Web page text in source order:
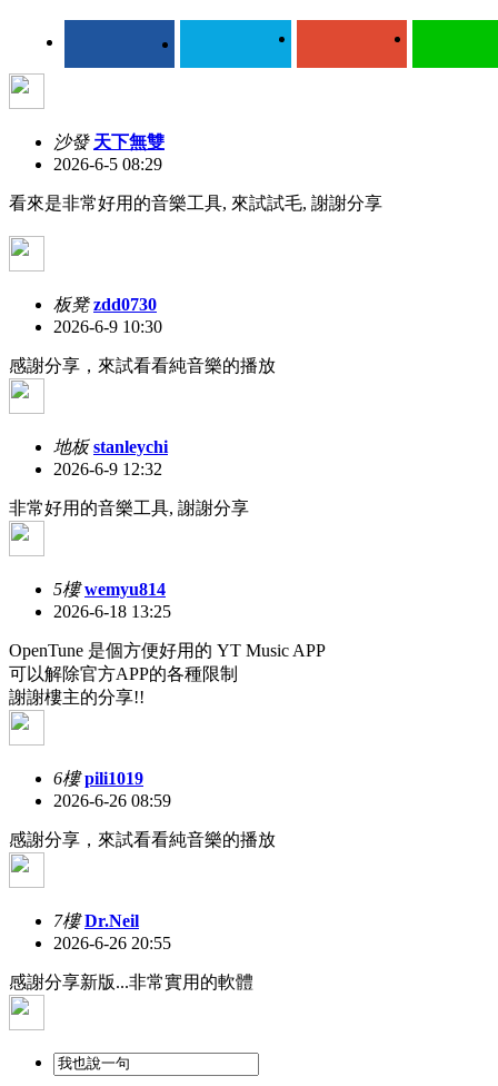
沙發 天下無雙
2026-6-5 08:29
看來是非常好用的音樂工具, 來試試毛, 謝謝分享
板凳 zdd0730
2026-6-9 10:30
感謝分享，來試看看純音樂的播放
地板 stanleychi
2026-6-9 12:32
非常好用的音樂工具, 謝謝分享
5樓 wemyu814
2026-6-18 13:25
OpenTune 是個方便好用的 YT Music APP
可以解除官方APP的各種限制
謝謝樓主的分享!!
6樓 pili1019
2026-6-26 08:59
感謝分享，來試看看純音樂的播放
7樓 Dr.Neil
2026-6-26 20:55
感謝分享新版...非常實用的軟體